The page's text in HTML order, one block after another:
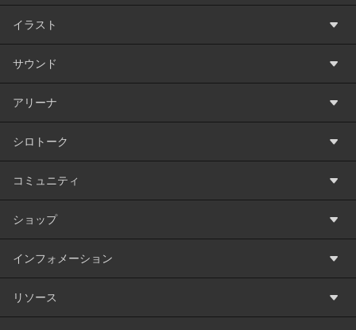
イラスト
サウンド
アリーナ
シロトーク
コミュニティ
ショップ
インフォメーション
リソース